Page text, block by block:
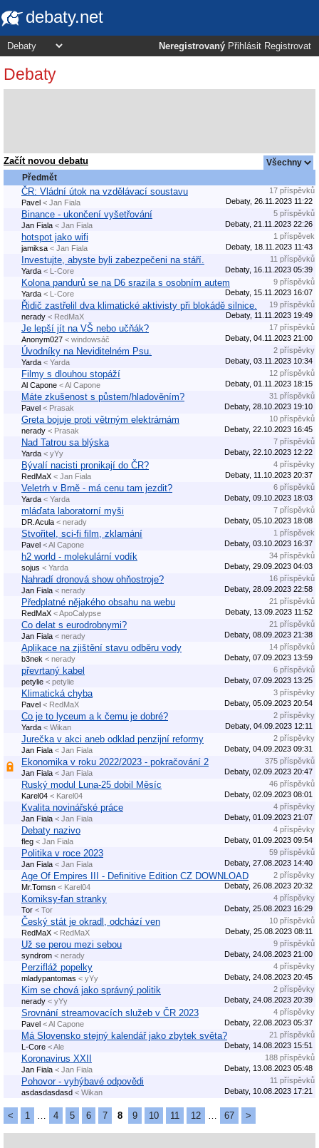
debaty.net
Neregistrovaný Přihlásit Registrovat
Debaty
Začít novou debatu
Předmět
ČR: Vládní útok na vzdělávací soustavu
17 příspěvků
Pavel < Jan Fiala Debaty, 26.11.2023 11:22
Binance - ukončení vyšetřování
5 příspěvků
Jan Fiala < Jan Fiala Debaty, 21.11.2023 22:26
hotspot jako wifi
1 příspěvek
jamiksa < Jan Fiala Debaty, 18.11.2023 11:43
Investujte, abyste byli zabezpečeni na stáří.
11 příspěvků
Yarda < L-Core Debaty, 16.11.2023 05:39
Kolona pandurů se na D6 srazila s osobním autem
9 příspěvků
Yarda < L-Core Debaty, 15.11.2023 16:07
Řidič zastřelil dva klimatické aktivisty při blokádě silnice.
19 příspěvků
nerady < RedMaX Debaty, 11.11.2023 19:49
Je lepší jít na VŠ nebo učňák?
17 příspěvků
Anonym027 < windowsáč Debaty, 04.11.2023 21:00
Úvodníky na Neviditelném Psu.
2 příspěvky
Yarda < Yarda Debaty, 03.11.2023 10:34
Filmy s dlouhou stopáží
12 příspěvků
Al Capone < Al Capone Debaty, 01.11.2023 18:15
Máte zkušenost s půstem/hladověním?
31 příspěvků
Pavel < Prasak Debaty, 28.10.2023 19:10
Greta bojuje proti větrným elektrárnám
10 příspěvků
nerady < Prasak Debaty, 22.10.2023 16:45
Nad Tatrou sa blýska
7 příspěvků
Yarda < yYy Debaty, 22.10.2023 12:22
Bývalí nacisti pronikají do ČR?
4 příspěvky
RedMaX < Jan Fiala Debaty, 11.10.2023 20:37
Veletrh v Brně - má cenu tam jezdit?
6 příspěvků
Yarda < Yarda Debaty, 09.10.2023 18:03
mláďata laboratorní myši
7 příspěvků
DR.Acula < nerady Debaty, 05.10.2023 18:08
Stvořitel, sci-fi film, zklamání
1 příspěvek
Pavel < Al Capone Debaty, 03.10.2023 16:37
h2 world - molekulární vodík
34 příspěvků
sojus < Yarda Debaty, 29.09.2023 04:03
Nahradí dronová show ohňostroje?
16 příspěvků
Jan Fiala < nerady Debaty, 28.09.2023 22:58
Předplatné nějakého obsahu na webu
21 příspěvků
RedMaX < ApoCalypse Debaty, 13.09.2023 11:52
Co delat s eurodrobnymi?
21 příspěvků
Jan Fiala < nerady Debaty, 08.09.2023 21:38
Aplikace na zjištění stavu odběru vody
14 příspěvků
b3nek < nerady Debaty, 07.09.2023 13:59
převrtaný kabel
6 příspěvků
petylie < petylie Debaty, 07.09.2023 13:25
Klimatická chyba
3 příspěvky
Pavel < RedMaX Debaty, 05.09.2023 20:54
Co je to lyceum a k čemu je dobré?
2 příspěvky
Yarda < Wikan Debaty, 04.09.2023 12:11
Jurečka v akci aneb odklad penzijní reformy
2 příspěvky
Jan Fiala < Jan Fiala Debaty, 04.09.2023 09:31
Ekonomika v roku 2022/2023 - pokračování 2
375 příspěvků
Jan Fiala < Jan Fiala Debaty, 02.09.2023 20:47
Ruský modul Luna-25 dobil Měsíc
46 příspěvků
Karel04 < Karel04 Debaty, 02.09.2023 08:01
Kvalita novinářské práce
4 příspěvky
Jan Fiala < Jan Fiala Debaty, 01.09.2023 21:07
Debaty nazivo
4 příspěvky
fleg < Jan Fiala Debaty, 01.09.2023 09:54
Politika v roce 2023
59 příspěvků
Jan Fiala < Jan Fiala Debaty, 27.08.2023 14:40
Age Of Empires III - Definitive Edition CZ DOWNLOAD
2 příspěvky
Mr.Tomsn < Karel04 Debaty, 26.08.2023 20:32
Komiksy-fan stranky
4 příspěvky
Tor < Tor Debaty, 25.08.2023 16:29
Český stát je okradl, odchází ven
10 příspěvků
RedMaX < RedMaX Debaty, 25.08.2023 08:11
Už se perou mezi sebou
9 příspěvků
syndrom < nerady Debaty, 24.08.2023 21:00
Perzifláž popelky
4 příspěvky
mladypantomas < yYy Debaty, 24.08.2023 20:45
Kim se chová jako správný politik
2 příspěvky
nerady < yYy Debaty, 24.08.2023 20:39
Srovnání streamovacích služeb v ČR 2023
4 příspěvky
Pavel < Al Capone Debaty, 22.08.2023 05:37
Má Slovensko stejný kalendář jako zbytek světa?
21 příspěvků
L-Core < Ale Debaty, 14.08.2023 15:51
Koronavirus XXII
188 příspěvků
Jan Fiala < Jan Fiala Debaty, 13.08.2023 05:48
Pohovor - vyhýbavé odpovědi
11 příspěvků
asdasdasdasd < Wikan Debaty, 10.08.2023 17:21
< 1 4 5 6 7 8 9 10 11 12 67 >